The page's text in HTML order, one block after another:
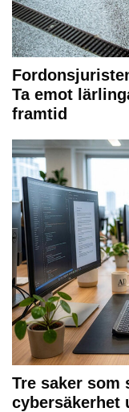
Ta emot
framtid
Tre saker som
cybersäkerhet